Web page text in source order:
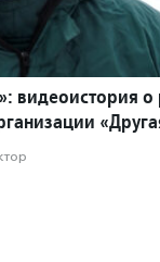
видеоистория о